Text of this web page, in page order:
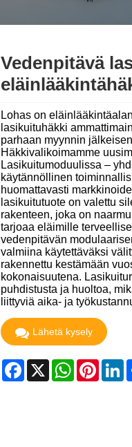
Vedenpitävä
Lohas on
lasikuituhäkki
parhaan myynnin
Häkkivalikoimamme
Lasikuitumoduulissa –
käytännöllinen
huomattavasti
lasikuitutuote on valettu
rakenteen, joka on
tarjoaa eläimille
vedenpitävän
valmiina käytettäväksi
rakennettu kestämään
kokonaisuutena.
puhdistusta ja huoltoa,
liittyviä aika- ja
Lähetä kysely
Facebook
X WhatsApp